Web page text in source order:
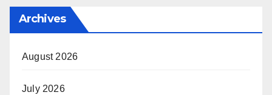
Archives
August 2026
July 2026